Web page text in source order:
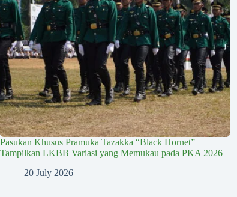
Pasukan Khusus Pramuka Tazakka “Black Hornet”
Tampilkan LKBB Variasi yang Memukau pada PKA 2026
20 July 2026